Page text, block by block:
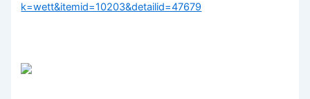
k=wett&itemid=10203&detailid=47679